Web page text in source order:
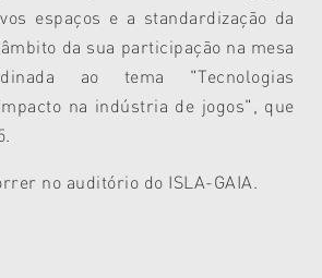
espaços e a standardização da
da sua participação na mesa
ao tema "Tecnologias
na indústria de jogos", que
no auditório do ISLA-GAIA.